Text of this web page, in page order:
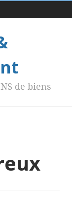
de biens